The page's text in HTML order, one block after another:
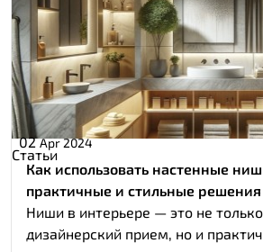
02 Apr 2024
Статьи
Как использовать настенные
практичные и стильные решения
Ниши в интерьере — это не
дизайнерский прием, но и